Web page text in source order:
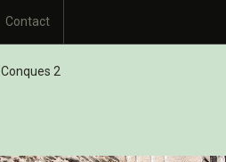
Contact
Conques 2